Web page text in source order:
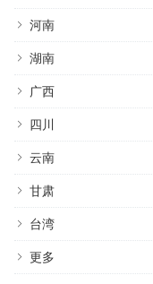
河南
湖南
广西
四川
云南
甘肃
台湾
更多